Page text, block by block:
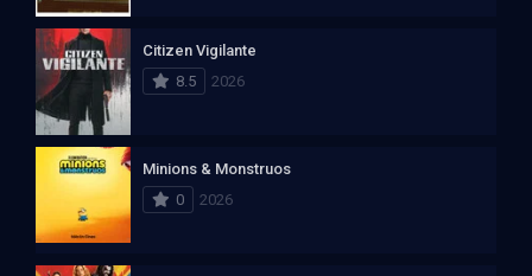
Citizen Vigilante
8.5
2026
Minions & Monstruos
0
2026